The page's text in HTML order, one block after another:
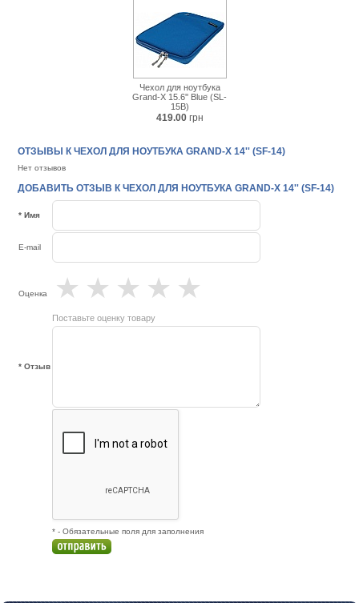
Чехол для ноутбука
Grand-X 15.6'' Blue (SL-
15B)
419.00 грн
ОТЗЫВЫ К ЧЕХОЛ ДЛЯ НОУТБУКА GRAND-X 14'' (SF-14)
Нет отзывов
ДОБАВИТЬ ОТЗЫВ К ЧЕХОЛ ДЛЯ НОУТБУКА GRAND-X 14'' (SF-14)
* Имя
E-mail
Оценка ★
★
★
★
★
Поставьте оценку товару
* Отзыв
* - Обязательные поля для заполнения